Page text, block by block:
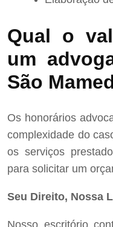
Qual o
um
São
Os honorários
complexidade do
os serviços
para solicitar um
Seu Direito, Nossa